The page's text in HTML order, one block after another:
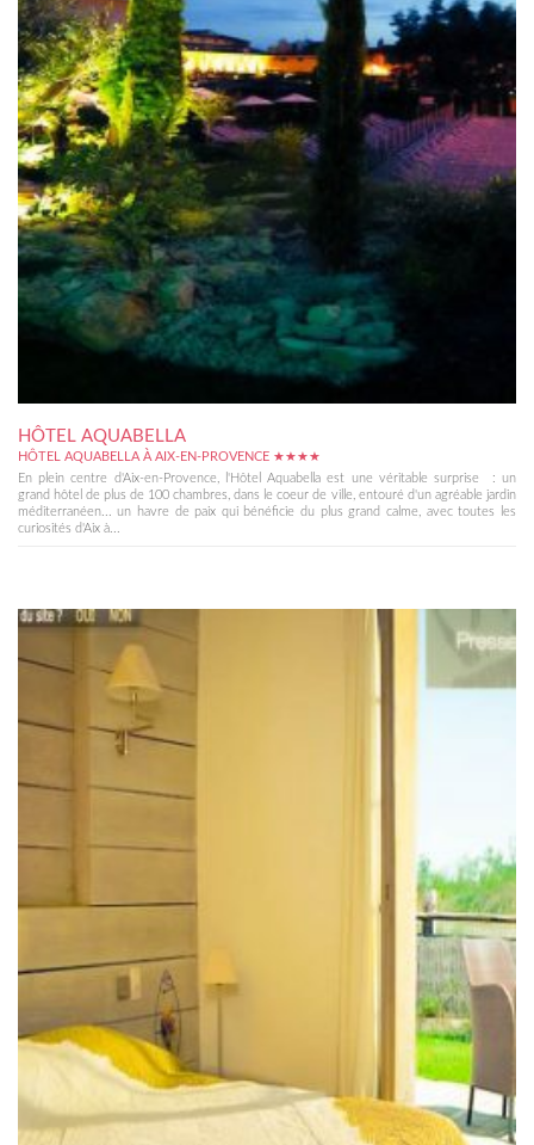
HÔTEL AQUABELLA
HÔTEL AQUABELLA À AIX-EN-PROVENCE ★★★★
En plein centre d'Aix-en-Provence, l'Hôtel Aquabella est une véritable surprise : un
grand hôtel de plus de 100 chambres, dans le coeur de ville, entouré d'un agréable jardin
méditerranéen... un havre de paix qui bénéficie du plus grand calme, avec toutes les
curiosités d'Aix à...